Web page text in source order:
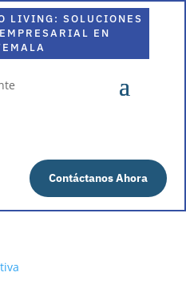
LIVING: SOLUCIONES
EN
Contáctanos Ahora